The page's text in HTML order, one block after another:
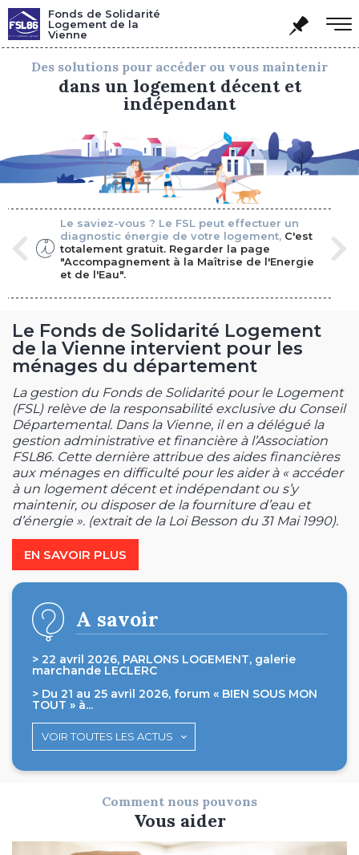
Fonds de Solidarité
Logement de la
Vienne
Des solutions pour accéder ou vous maintenir
dans un logement décent et
indépendant
Le saviez-vous ? Le FSL peut effectuer un
diagnostic énergie de votre logement, C'est
totalement gratuit. Regarder la page
"Accompagnement à la Maîtrise de l'Energie
et de l'Eau".
Le Fonds de Solidarité Logement
de la Vienne intervient pour les
ménages du département
La gestion du Fonds de Solidarité pour le Logement
(FSL) relève de la responsabilité exclusive du Conseil
Départemental. Dans la Vienne, il en a délégué la
gestion administrative et financière à l’Association
FSL86. Cette dernière attribue des aides financières
aux ménages en difficulté pour les aider à « accéder
à un logement décent et indépendant ou s’y
maintenir, ou disposer de la fourniture d’eau et
d’énergie ». (extrait de la Loi Besson du 31 Mai 1990).
EN SAVOIR PLUS
A savoir
> 22 avril 2026, PARLONS LOGEMENT, galerie
marchande LECLERC
> Du 21 au 25 avril 2026, forum « BIEN SOUS MON
TOUT » à...
VOIR TOUTES LES ACTUS
Comment nous pouvons
Vous aider
Panneau de gestion des cookies